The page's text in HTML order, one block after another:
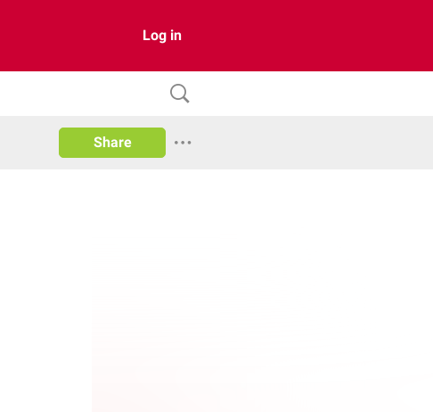
Log in
Share